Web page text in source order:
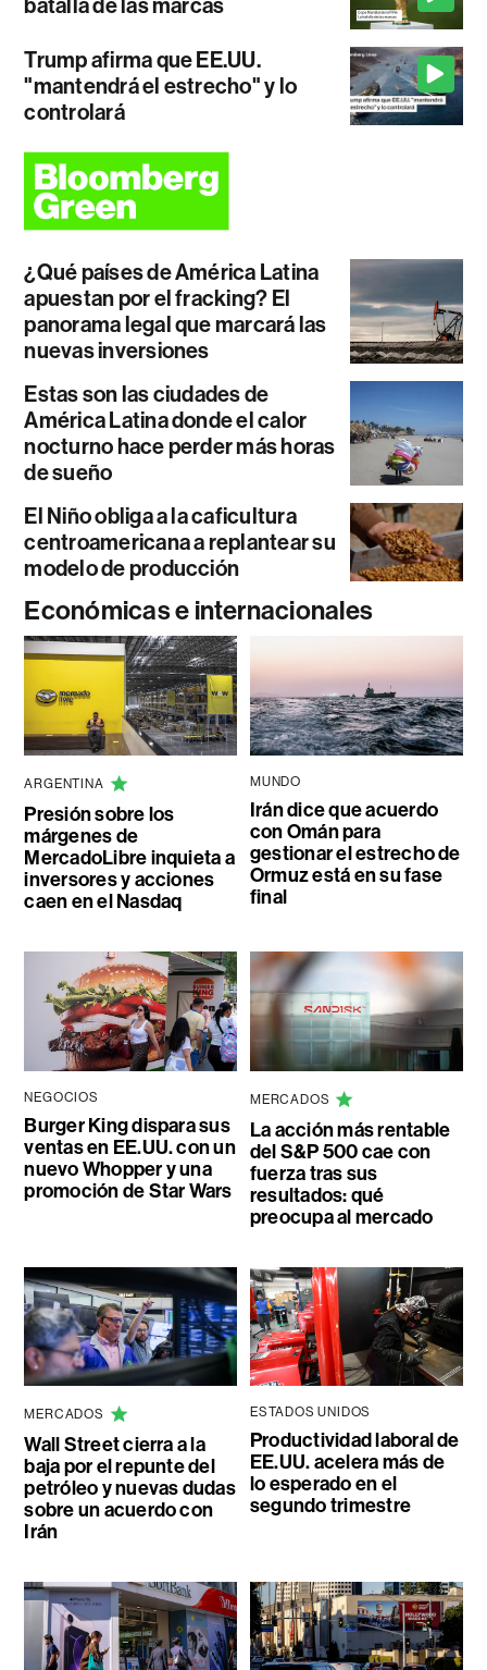
batalla de las marcas
Trump afirma que EE.UU.
"mantendrá el estrecho" y lo
controlará
¿Qué países de América Latina
apuestan por el fracking? El
panorama legal que marcará las
nuevas inversiones
Estas son las ciudades de
América Latina donde el calor
nocturno hace perder más horas
de sueño
El Niño obliga a la caficultura
centroamericana a replantear su
modelo de producción
Económicas e internacionales
ARGENTINA
Presión sobre los
márgenes de
MercadoLibre inquieta a
inversores y acciones
caen en el Nasdaq
MUNDO
Irán dice que acuerdo
con Omán para
gestionar el estrecho de
Ormuz está en su fase
final
NEGOCIOS
Burger King dispara sus
ventas en EE.UU. con un
nuevo Whopper y una
promoción de Star Wars
MERCADOS
La acción más rentable
del S&P 500 cae con
fuerza tras sus
resultados: qué
preocupa al mercado
MERCADOS
Wall Street cierra a la
baja por el repunte del
petróleo y nuevas dudas
sobre un acuerdo con
Irán
ESTADOS UNIDOS
Productividad laboral de
EE.UU. acelera más de
lo esperado en el
segundo trimestre